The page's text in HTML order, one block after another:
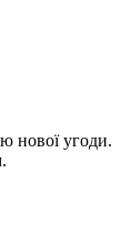
нової угоди.